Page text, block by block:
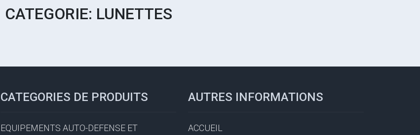
CATEGORIE: LUNETTES
CATEGORIES DE PRODUITS
EQUIPEMENTS AUTO-DEFENSE ET
AUTRES INFORMATIONS
ACCUEIL